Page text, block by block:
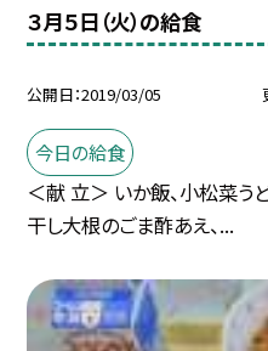
３月５日（火）の給食
公開日 2019/03/05
今日の給食
＜献 立＞ いか飯、小松菜う
干し大根のごま酢あえ、...